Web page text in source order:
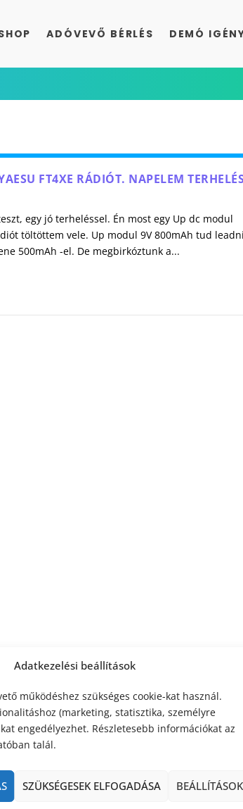
Adatkezelési beállítások
működéshez szükséges cookie-kat használ.
(marketing, statisztika, személyre
engedélyezhet. Részletesebb információkat az
talál.
SZÜKSÉGESEK ELFOGADÁSA BEÁLLÍTÁSOK
ADÓVEVŐ BÉRLÉS DEMÓ
FT4XE RÁDIÓT. NAPELEM
egy jó terheléssel. Én most egy Up dc modul
töltöttem vele. Up modul 9V 800mAh tud
500mAh -el. De megbirkóztunk a...